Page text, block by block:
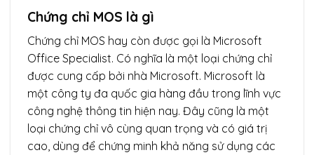
Chứng chỉ MOS là gì
Chứng chỉ MOS hay còn được gọi là Microsoft
Office Specialist. Có nghĩa là một loại chứng chỉ
được cung cấp bởi nhà Microsoft. Microsoft là
một công ty đa quốc gia hàng đầu trong lĩnh vực
công nghệ thông tin hiện nay. Đây cũng là một
loại chứng chỉ vô cùng quan trọng và có giá trị
cao, dùng để chứng minh khả năng sử dụng các